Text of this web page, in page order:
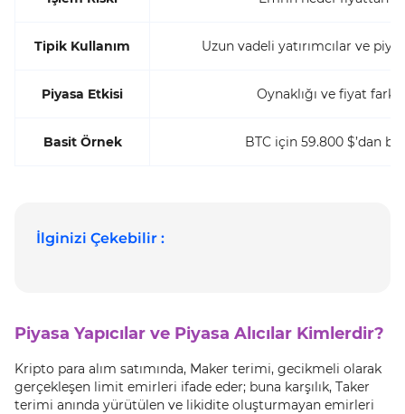
Tipik Kullanım Uzun vadeli yatırımcılar ve
Piyasa Etkisi Oynaklığı ve fiyat
Basit Örnek BTC için 59.800 $’dan
İlginizi Çekebilir :
Piyasa Yapıcılar ve Piyasa Alıcılar Kimlerdir?
Kripto para alım satımında, Maker terimi, gecikmeli olarak
gerçekleşen limit emirleri ifade eder; buna karşılık, Taker
terimi anında yürütülen ve likidite oluşturmayan emirleri